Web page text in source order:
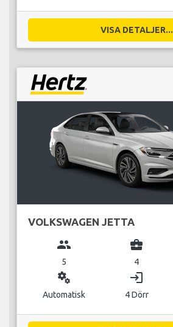
VISA DETALJER...
VOLKSWAGEN JETTA
group
5
business_center
4
miscellaneous_services
Automatisk
login
4 Dörr